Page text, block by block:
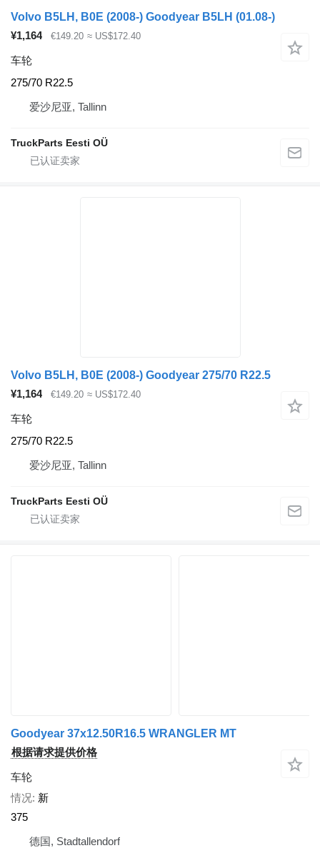
Volvo B5LH, B0E (2008-) Goodyear B5LH (01.08-)
¥1,164
€149.20 ≈ US$172.40
车轮
275/70 R22.5
爱沙尼亚, Tallinn
TruckParts Eesti OÜ
Volvo B5LH, B0E (2008-) Goodyear 275/70 R22.5
¥1,164
€149.20 ≈ US$172.40
车轮
275/70 R22.5
爱沙尼亚, Tallinn
TruckParts Eesti OÜ
Goodyear 37x12.50R16.5 WRANGLER MT
根据请求提供价格
车轮
情况 新
375
德国, Stadtallendorf